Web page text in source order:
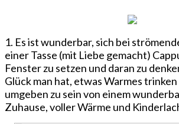
1. Es ist wunderbar, sich bei
einer Tasse (mit Liebe gemacht)
Fenster zu setzen und daran zu
Glück man hat, etwas Warmes
umgeben zu sein von einem
Zuhause, voller Wärme und